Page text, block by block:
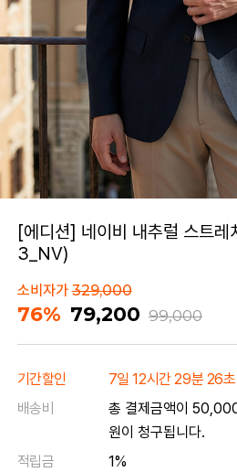
[에디션] 네이비 내추럴 스트
3_NV)
소비자가329,000
76% 79,200 99,000
기간할인
7일 12시간 29분 26초
배송비
총 결제금액이
원이 청구됩니다.
적립금
1%